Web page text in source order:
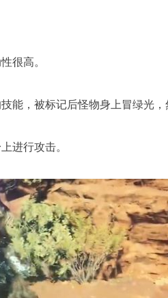
很高。
能，被标记后怪物身上冒绿光
进行攻击。